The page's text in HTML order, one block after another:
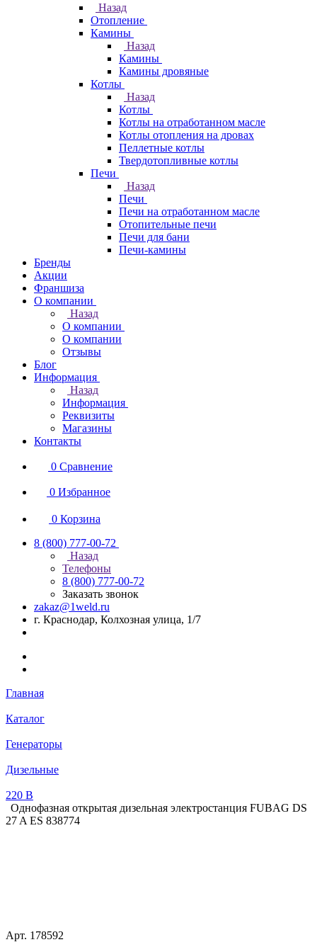
Назад
Отопление
Камины
Назад
Камины
Камины дровяные
Котлы
Назад
Котлы
Котлы на отработанном масле
Котлы отопления на дровах
Пеллетные котлы
Твердотопливные котлы
Печи
Назад
Печи
Печи на отработанном масле
Отопительные печи
Печи для бани
Печи-камины
Бренды
Акции
Франшиза
О компании
Назад
О компании
О компании
Отзывы
Блог
Информация
Назад
Информация
Реквизиты
Магазины
Контакты
0 Сравнение
0 Избранное
0 Корзина
8 (800) 777-00-72
Назад
Телефоны
8 (800) 777-00-72
Заказать звонок
zakaz@1weld.ru
г. Краснодар, Колхозная улица, 1/7
Главная
Каталог
Генераторы
Дизельные
220 В
Однофазная открытая дизельная электростанция FUBAG DS
27 A ES 838774
Арт. 178592